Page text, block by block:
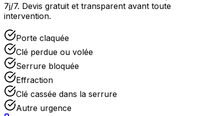
7j/7. Devis gratuit et transparent avant toute
intervention.
Porte claquée
Clé perdue ou volée
Serrure bloquée
Effraction
Clé cassée dans la serrure
Autre urgence